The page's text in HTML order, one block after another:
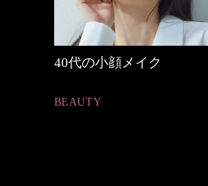
優木まおみさん「女の時間